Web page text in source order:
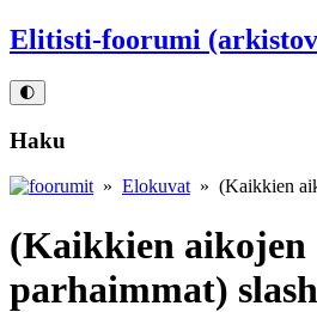
Elitisti-foorumi
🌓
Haku
» Elokuvat » (Kaikkien
(Kaikkien aikojen
parhaimmat)